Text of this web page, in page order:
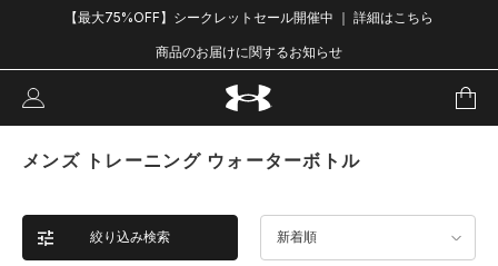
【最大75%OFF】シークレットセール開催中 ｜ 詳細はこちら
商品のお届けに関するお知らせ
メンズ トレーニング ウォーターボトル
絞り込み検索 新着順